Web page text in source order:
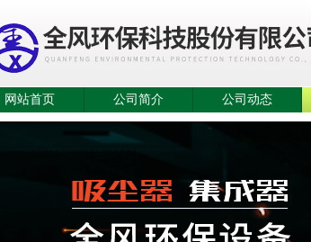
网站首页 公司简介 公司动态